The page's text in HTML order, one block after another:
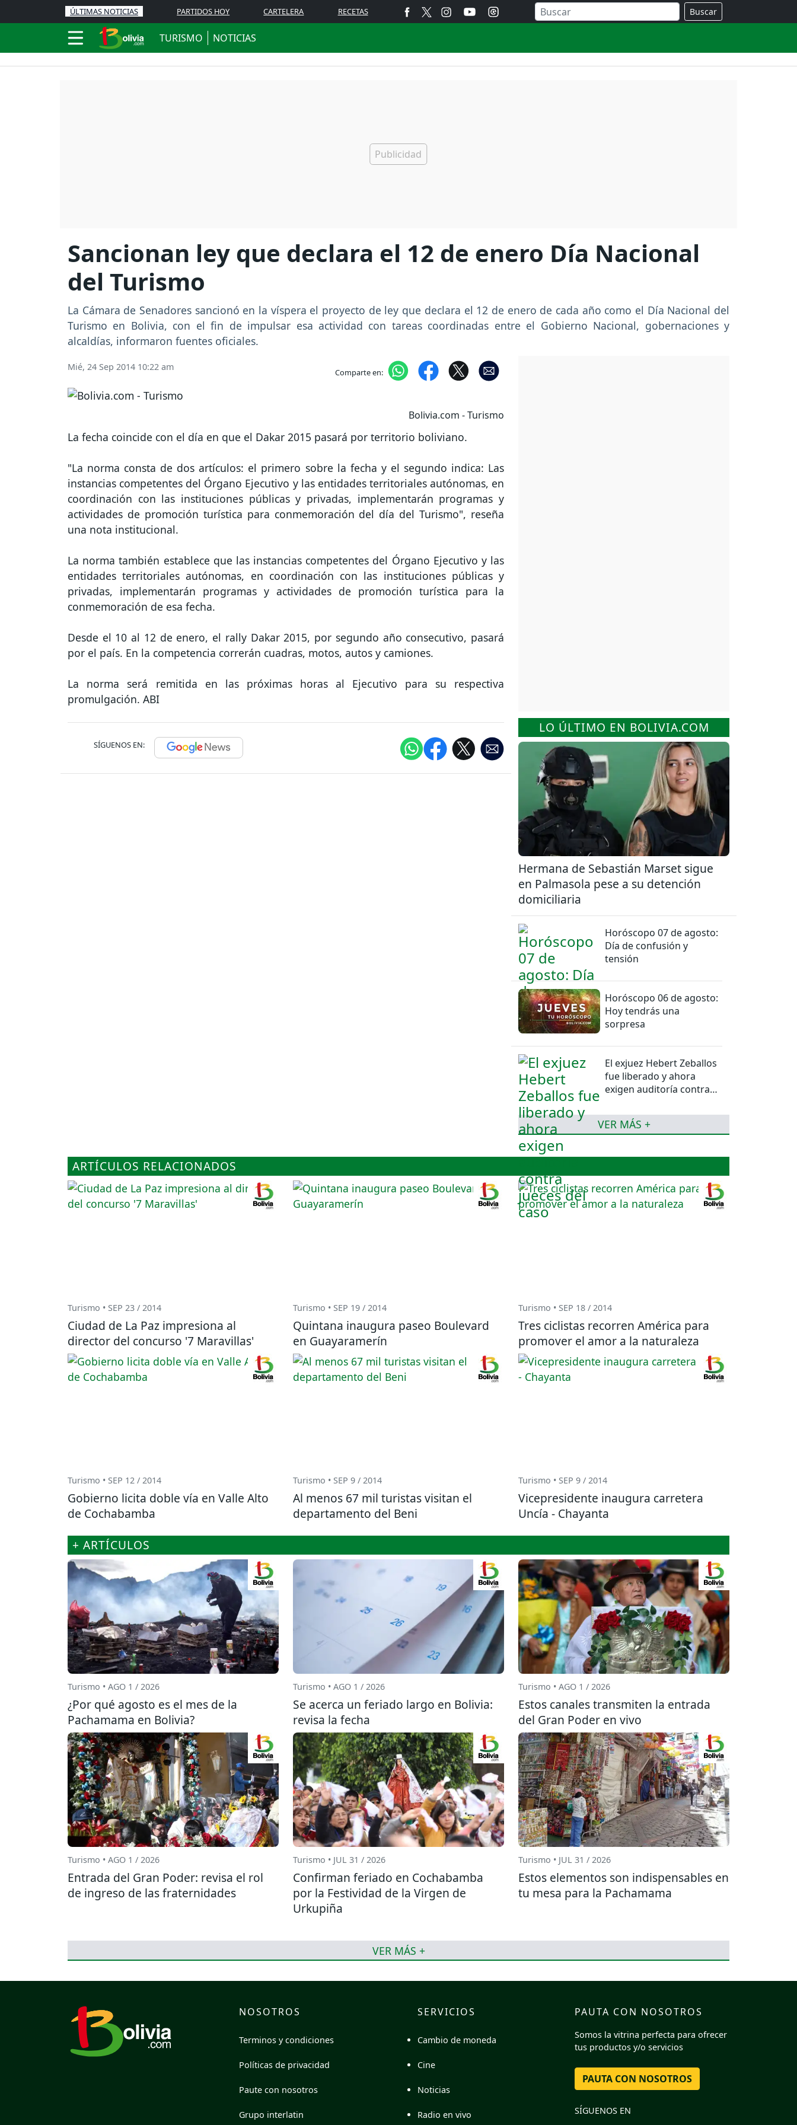
ÚLTIMAS NOTICIAS PARTIDOS HOY CARTELERA RECETAS Buscar
TURISMO NOTICIAS
Sancionan ley que declara el 12 de enero Día Nacional
del Turismo
La Cámara de Senadores sancionó en la víspera el proyecto de ley que declara el 12 de enero de cada año como el Día Nacional del
Turismo en Bolivia, con el fin de impulsar esa actividad con tareas coordinadas entre el Gobierno Nacional, gobernaciones y
alcaldías, informaron fuentes oficiales.
Mié, 24 Sep 2014 10:22 am Comparte en:
Bolivia.com - Turismo
La fecha coincide con el día en que el Dakar 2015 pasará por territorio boliviano.
"La norma consta de dos artículos: el primero sobre la fecha y el segundo indica: Las
instancias competentes del Órgano Ejecutivo y las entidades territoriales autónomas, en
coordinación con las instituciones públicas y privadas, implementarán programas y
actividades de promoción turística para conmemoración del día del Turismo", reseña
una nota institucional.
La norma también establece que las instancias competentes del Órgano Ejecutivo y las
entidades territoriales autónomas, en coordinación con las instituciones públicas y
privadas, implementarán programas y actividades de promoción turística para la
conmemoración de esa fecha.
Desde el 10 al 12 de enero, el rally Dakar 2015, por segundo año consecutivo, pasará
por el país. En la competencia correrán cuadras, motos, autos y camiones.
La norma será remitida en las próximas horas al Ejecutivo para su respectiva
promulgación. ABI
SÍGUENOS EN:
LO ÚLTIMO EN BOLIVIA.COM
Hermana de Sebastián Marset sigue
en Palmasola pese a su detención
domiciliaria
Horóscopo 07 de agosto:
Día de confusión y
tensión
Horóscopo 06 de agosto:
Hoy tendrás una
sorpresa
El exjuez Hebert Zeballos
fue liberado y ahora
exigen auditoría contra
VER MÁS +
ARTÍCULOS RELACIONADOS
Turismo • SEP 23 / 2014
Ciudad de La Paz impresiona al
director del concurso '7 Maravillas'
Turismo • SEP 19 / 2014
Quintana inaugura paseo Boulevard
en Guayaramerín
Turismo • SEP 18 / 2014
Tres ciclistas recorren América para
promover el amor a la naturaleza
Turismo • SEP 12 / 2014
Gobierno licita doble vía en Valle Alto
de Cochabamba
Turismo • SEP 9 / 2014
Al menos 67 mil turistas visitan el
departamento del Beni
Turismo • SEP 9 / 2014
Vicepresidente inaugura carretera
Uncía - Chayanta
+ ARTÍCULOS
Turismo • AGO 1 / 2026
¿Por qué agosto es el mes de la
Pachamama en Bolivia?
Turismo • AGO 1 / 2026
Se acerca un feriado largo en Bolivia:
revisa la fecha
Turismo • AGO 1 / 2026
Estos canales transmiten la entrada
del Gran Poder en vivo
Turismo • AGO 1 / 2026
Entrada del Gran Poder: revisa el rol
de ingreso de las fraternidades
Turismo • JUL 31 / 2026
Confirman feriado en Cochabamba
por la Festividad de la Virgen de
Urkupiña
Turismo • JUL 31 / 2026
Estos elementos son indispensables en
tu mesa para la Pachamama
VER MÁS +
NOSOTROS
Terminos y condiciones
Políticas de privacidad
Paute con nosotros
Grupo interlatin
SERVICIOS
Cambio de moneda
Cine
Noticias
Radio en vivo
PAUTA CON NOSOTROS
Somos la vitrina perfecta para ofrecer
tus productos y/o servicios
PAUTA CON NOSOTROS
SÍGUENOS EN